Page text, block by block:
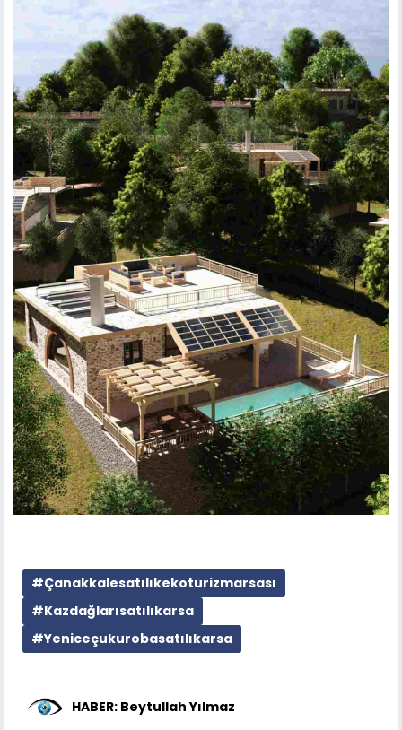
#Çanakkalesatılıkekoturizmarsası
#Kazdağlarısatılıkarsa
#Yeniceçukurobasatılıkarsa
HABER: Beytullah Yılmaz